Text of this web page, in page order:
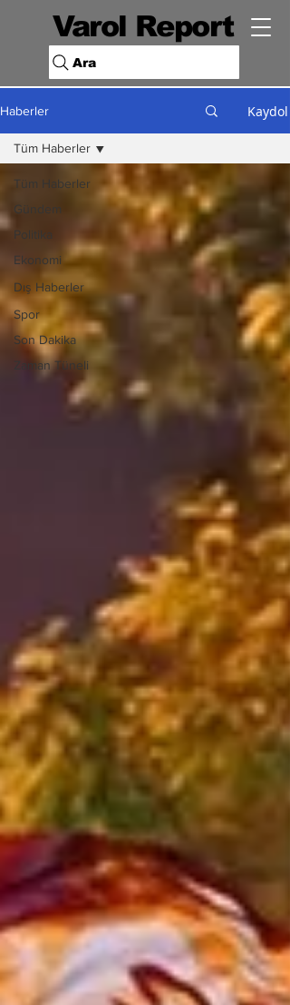
Varol Report
Ara
Haberler Kaydol
Tüm Haberler
Gündem
Politika
Ekonomi
Dış Haberler
Spor
Son Dakika
Zaman Tüneli
Tüm Haberler